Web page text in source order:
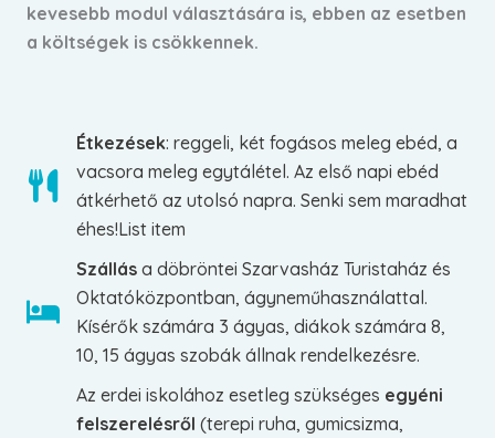
kevesebb modul választására is, ebben az esetben
a költségek is csökkennek.
Étkezések: reggeli, két fogásos meleg ebéd, a
vacsora meleg egytálétel. Az első napi ebéd
átkérhető az utolsó napra. Senki sem maradhat
éhes!List item
Szállás a döbröntei Szarvasház Turistaház és
Oktatóközpontban, ágyneműhasználattal.
Kísérők számára 3 ágyas, diákok számára 8,
10, 15 ágyas szobák állnak rendelkezésre.
Az erdei iskolához esetleg szükséges egyéni
felszerelésről (terepi ruha, gumicsizma,